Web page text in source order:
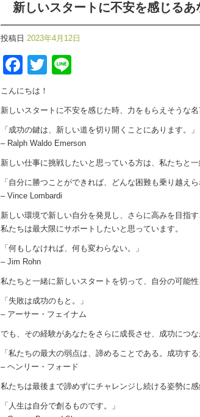
新しいスタートに不安を感じるあ
投稿日 2023年4月12日
Facebook
Twitter
こんにちは！
新しいスタートに不安を感じた時、力をもらえそうな名
「成功の鍵は、新しい道を切り開くことにあります。」
– Ralph Waldo Emerson
新しい仕事に挑戦したいと思っている方は、私たちと一
「自分に勝つことができれば、どんな困難も乗り越えら
– Vince Lombardi
新しい環境で新しい自分を発見し、さらに高みを目指
私たちは最大限にサポートしたいと思っています。
「何もしなければ、何も変わらない。」
– Jim Rohn
私たちと一緒に新しいスタートを切って、自分の可能
「失敗は成功のもと。」
– アーサー・フェイナム
でも、その経験があなたをさらに成長させ、成功につな
「私たちの最大の弱点は、諦めることである。成功す
– ヘンリー・フォード
私たちは最後まで諦めずにチャレンジし続ける姿勢に感
「人生は自分で創るものです。」